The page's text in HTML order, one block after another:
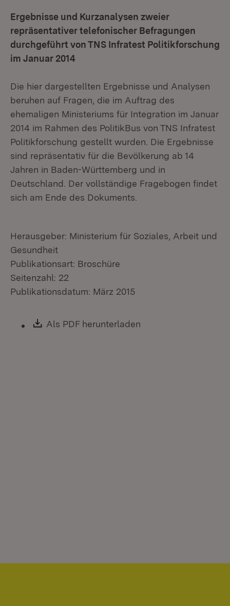
Ergebnisse und Kurzanalysen zweier
repräsentativer telefonischer Befragungen
durchgeführt von TNS Infratest Politikforschung
im Januar 2014
Die hier dargestellten Ergebnisse und Analysen
beruhen auf Fragen, die im Auftrag des
ehemaligen Ministeriums für Integration im Januar
2014 im Rahmen des PolitikBus von TNS Infratest
Politikforschung gestellt wurden. Die Ergebnisse
sind repräsentativ für die Bevölkerung ab 14
Jahren in Baden-Württemberg und in
Deutschland. Der vollständige Fragebogen findet
sich am Ende des Dokuments.
Herausgeber: Ministerium für Soziales, Arbeit und
Gesundheit
Publikationsart: Broschüre
Seitenzahl: 22
Publikationsdatum: März 2015
Download:
Als PDF herunterladen